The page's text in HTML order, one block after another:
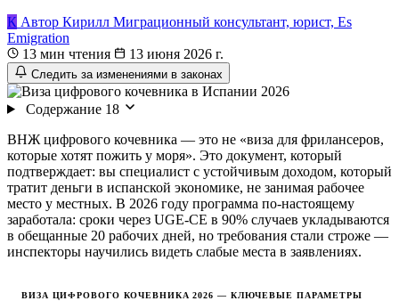
К Автор Кирилл Миграционный консультант, юрист, Es
Emigration
13 мин чтения
13 июня 2026 г.
Следить за изменениями в законах
Содержание 18
ВНЖ цифрового кочевника — это не «виза для фрилансеров,
которые хотят пожить у моря». Это документ, который
подтверждает: вы специалист с устойчивым доходом, который
тратит деньги в испанской экономике, не занимая рабочее
место у местных. В 2026 году программа по-настоящему
заработала: сроки через UGE-CE в 90% случаев укладываются
в обещанные 20 рабочих дней, но требования стали строже —
инспекторы научились видеть слабые места в заявлениях.
ВИЗА ЦИФРОВОГО КОЧЕВНИКА 2026 — КЛЮЧЕВЫЕ ПАРАМЕТРЫ